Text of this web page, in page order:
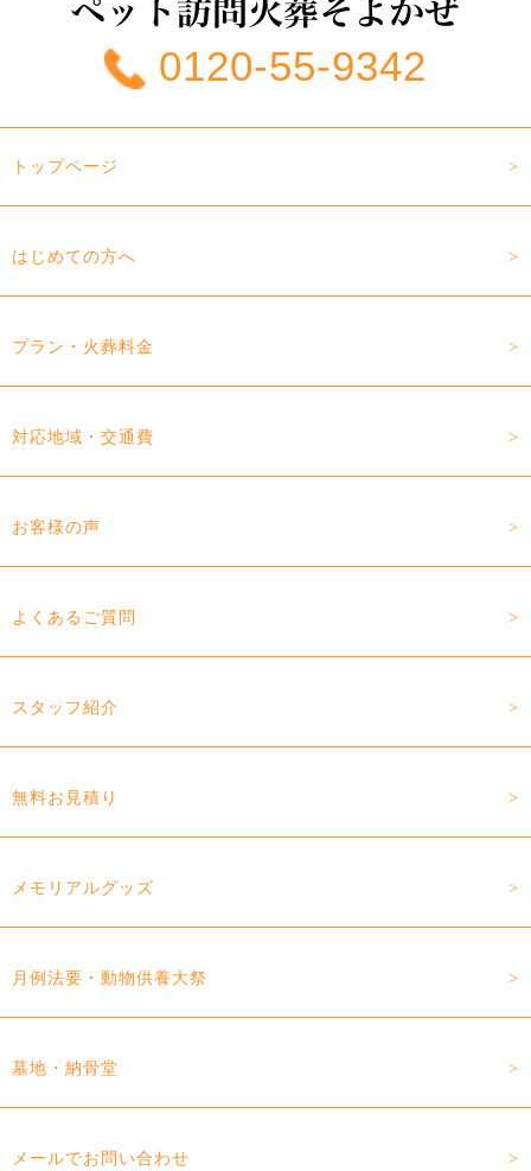
0120-55-9342
トップページ
はじめての方へ
プラン・火葬料金
対応地域・交通費
お客様の声
よくあるご質問
スタッフ紹介
無料お見積り
メモリアルグッズ
月例法要・動物供養大祭
墓地・納骨堂
メールでお問い合わせ